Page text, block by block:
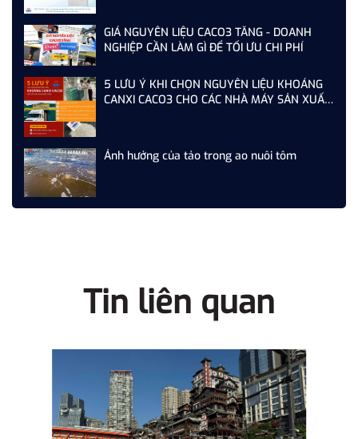
GIÁ NGUYÊN LIỆU CACO3 TĂNG - DOANH
NGHIỆP CẦN LÀM GÌ ĐỂ TỐI ƯU CHI PHÍ
5 LƯU Ý KHI CHỌN NGUYÊN LIỆU KHOÁNG
CANXI CACO3 CHO CÁC NHÀ MÁY SẢN XUẤT
Ảnh hưởng của tảo trong ao nuôi tôm
Tin liên quan